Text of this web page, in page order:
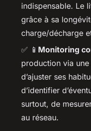
indispensable. Le
grâce à sa
charge/décharge
✅ 📱 Monitoring
production via
d’ajuster ses
d’identifier
surtout, de
au réseau.